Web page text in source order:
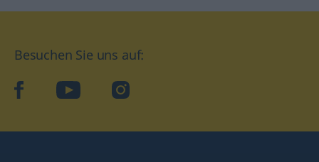
Besuchen Sie uns auf:
facebookYouTube Instagram